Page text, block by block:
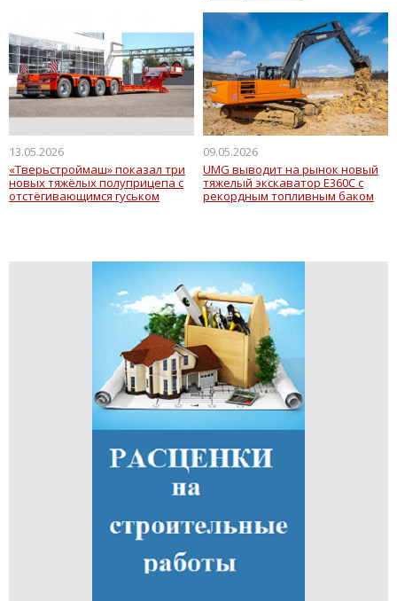
13.05.2026
«Тверьстроймаш» показал три
новых тяжёлых полуприцепа с
отстёгивающимся гуськом
09.05.2026
UMG выводит на рынок новый
тяжелый экскаватор Е360С с
рекордным топливным баком